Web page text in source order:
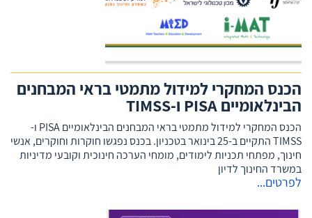
הכנס המחקרי למידול מתמטי בראי המבחנים
הבינלאומיים PISA ו-TIMSS
הכנס המחקרי למידול מתמטי בראי המבחנים הבינלאומיים PISA ו-
TIMSS התקיים ב-25 בינואר בטכניון. בכנס נפגשו חוקרות וחוקרים, אנשי
חינוך, מפתחי תכניות לימודים, מומחי הערכה חינוכית וקובעי מדיניות
במשרד החינוך לדיון
לפרטים...